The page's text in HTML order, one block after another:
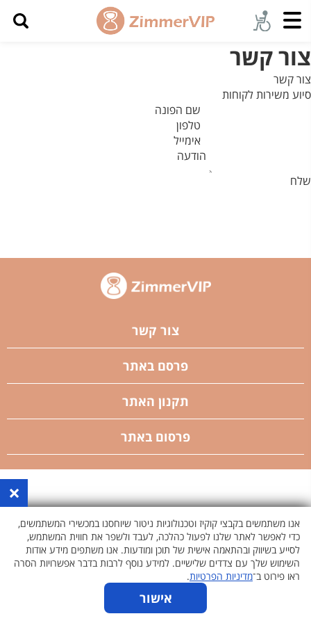
צור קשר
צור קשר
סיוע משירות לקוחות
שם הפונה
טלפון
אימייל
הודעה
שלח
צור קשר
פרסם באתר
תקנון האתר
פרסום באתר
×
אנו משתמשים בקבצי קוקיז וטכנולוגיות ניטור שיוחסנו במכשירי המשתמשים,
כדי לאפשר לאתר שלנו לפעול כהלכה, לעבד ולשפר את חווית המשתמש,
לסייע בשיווק ובהתאמה אישית של תוכן ומודעות. אנו משתפים מידע אודות
השימוש שלך עם צדדים שלישיים. למידע נוסף לרבות בדבר אפשרויות הסרה
ראו פירוט ב־מדיניות הפרטיות.
אישור